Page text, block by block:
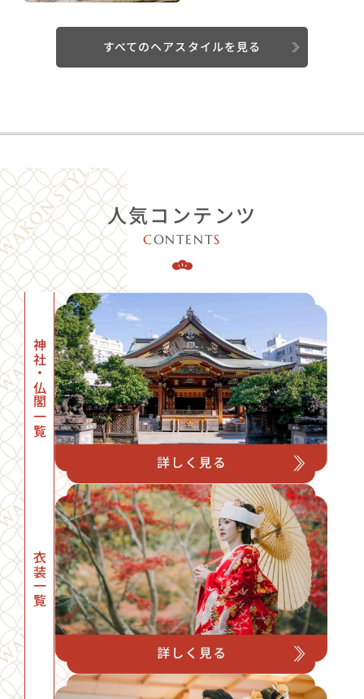
すべてのヘアスタイルを見る
人気コンテンツ
CONTENTS
神社・仏閣一覧
衣装一覧